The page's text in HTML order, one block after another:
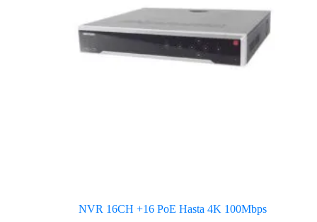
NVR 16CH +16 PoE Hasta 4K 100Mbps